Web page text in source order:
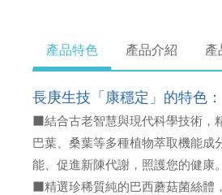
產品特色 產品介紹 產
長庚生技「康穩定」的特色：
■結合古老智慧與現代科學技術，
巴葉、桑葉等多種植物萃取機能成
能、促進新陳代謝，照護您的健康。
■精選珍稀質純的巴西蘑菇菌絲體